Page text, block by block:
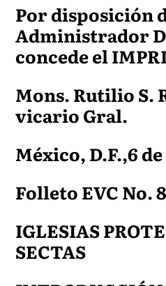
Por disposición
Administrador
concede el
Mons. Rutilio S.
vicario Gral.
México, D.F.,6
Folleto EVC No.
IGLESIAS
SECTAS